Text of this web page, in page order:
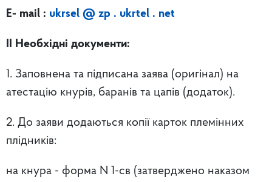
Е- mail : ukrsel @ zp . ukrtel . net
ІІ Необхідні документи:
1. Заповнена та підписана заява (оригінал) на
атестацію кнурів, баранів та цапів (додаток).
2. До заяви додаються копії карток племінних
плідників:
на кнура - форма N 1-св (затверджено наказом